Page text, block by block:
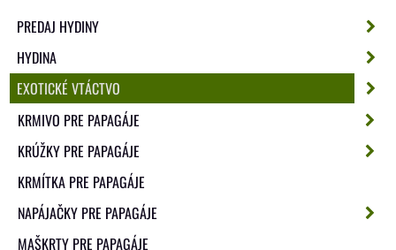
PREDAJ HYDINY
HYDINA
EXOTICKÉ VTÁCTVO
KRMIVO PRE PAPAGÁJE
KRÚŽKY PRE PAPAGÁJE
KRMÍTKA PRE PAPAGÁJE
NAPÁJAČKY PRE PAPAGÁJE
MAŠKRTY PRE PAPAGÁJE